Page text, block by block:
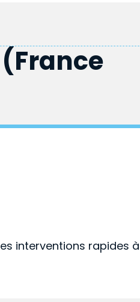
interventions rapides à